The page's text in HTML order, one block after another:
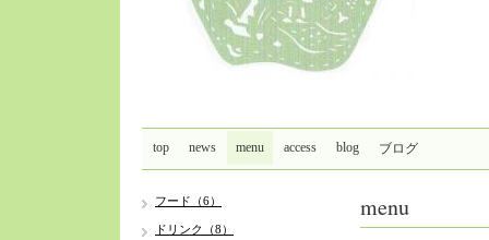
top news menu access blog ブログ
menu
フード（6）
ドリンク（8）